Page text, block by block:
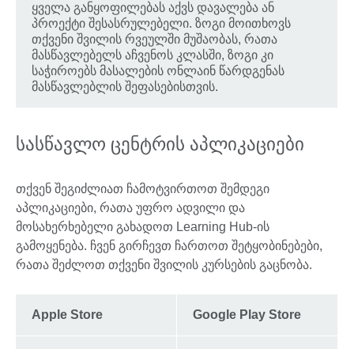
ყველა განყოფილებას აქვს დავალება ან
პროექტი შესასრულებელი. ზოგი მოითხოვს
თქვენი შვილის რვეულში მუშაობას, რათა
მასწავლებელს აჩვენოს კლასში, ზოგი კი
საჭიროებს მასალების ონლაინ წარდგენას
მასწავლებლის შეფასებისთვის.
სასწავლო ცენტრის აპლიკაციები
თქვენ შეგიძლიათ ჩამოტვირთოთ შემდეგი
აპლიკაციები, რათა უფრო ადვილი და
მოსახერხებელი გახადოთ Learning Hub-ის
გამოყენება. ჩვენ გირჩევთ ჩართოთ შეტყობინებები,
რათა შეძლოთ თქვენი შვილის კურსების გაცნობა.
Apple Store Google Play Store